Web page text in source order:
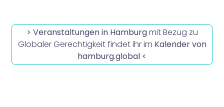
> Veranstaltungen in Hamburgmit Bezug zu
Globaler Gerechtigkeit findet ihr im Kalender von
hamburg.global <